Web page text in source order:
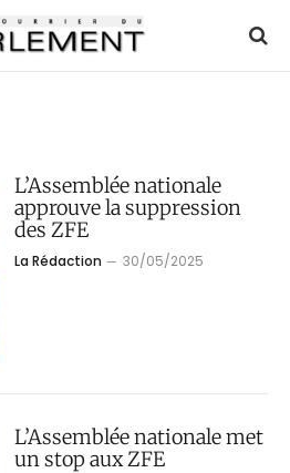
L’Assemblée nationale
approuve la suppression
des ZFE
La Rédaction 30/05/2025
L’Assemblée nationale met
un stop aux ZFE